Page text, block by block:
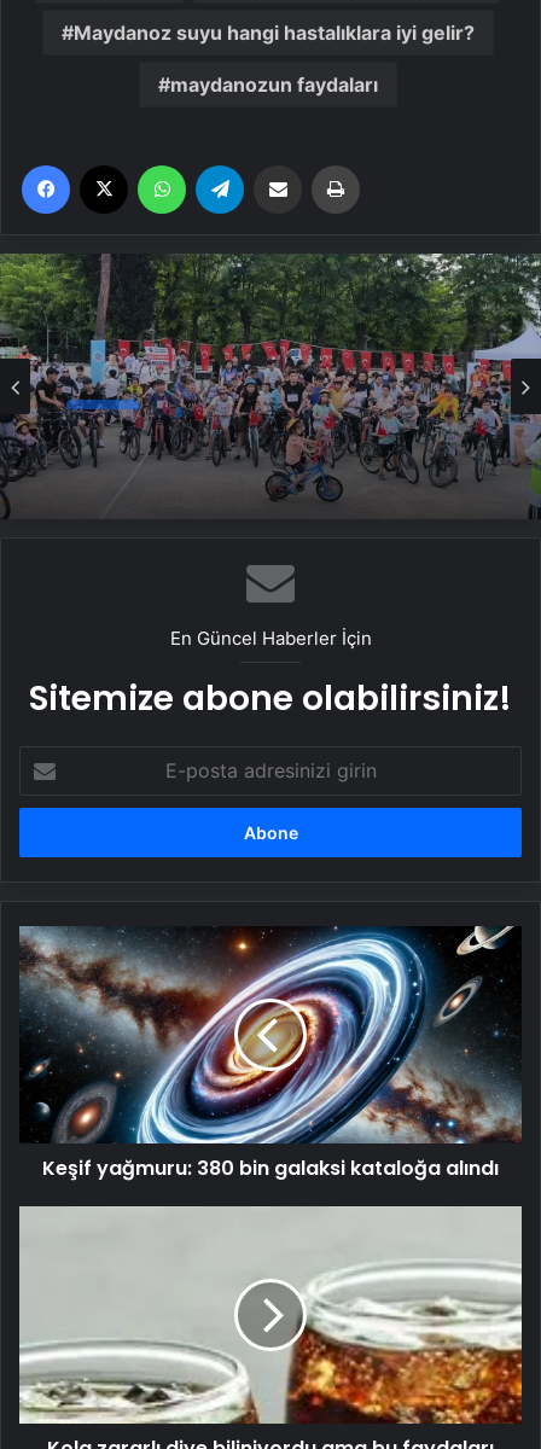
Maydanoz suyu hangi hastalıklara iyi gelir?
maydanozun faydaları
Facebook WhatsApp Email'den paylaş
Haber
Siirt’te Bisiklet Turu Etkinliği
En Güncel Haberler İçin
Sitemize abone olabilirsiniz!
posta
adresinizi
Keşif
yağmuru:
380
bin
galaksi
kataloğa
alındı
Keşif yağmuru: 380 bin galaksi kataloğa alındı
bu
faydaları
şaşırtıyor!